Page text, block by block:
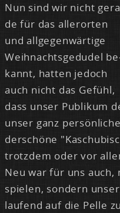
Nun sind wir nicht
de für das al­ler­or­ten
und all­ge­gen­wär­ti­ge
Weih­nachts­ge­du­del
kannt, hat­ten je­doch
auch nicht das Ge­fühl,
dass un­ser Pu­bli­kum
un­ser ganz
der­schö­ne
trotz­dem oder vor
Neu war für uns auch,
spie­len, son­dern
lau­fend auf die Pel­le